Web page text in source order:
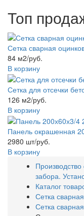
Топ
Сетка сварная
84 м2/руб.
В корзину
Сетка для отсечки
126 м2/руб.
В корзину
Панель окрашенная
2980 шт/руб.
В корзину
забора.
Каталог
Сетка сварная
Сетка